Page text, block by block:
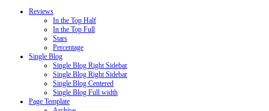
Reviews
In the Top Half
In the Top Full
Stars
Percentage
Single Blog
Single Blog Right Sidebar
Single Blog Right Sidebar
Single Blog Centered
Single Blog Full width
Page Template